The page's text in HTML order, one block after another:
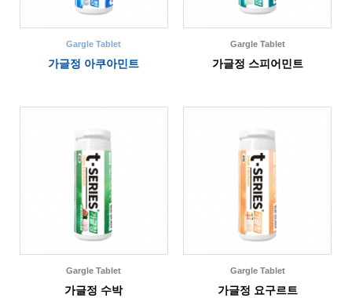
Gargle Tablet
가글정 아쿠아민트
Gargle Tablet
가글정 스피어민트
Gargle Tablet
가글정 수박
Gargle Tablet
가글정 요구르트